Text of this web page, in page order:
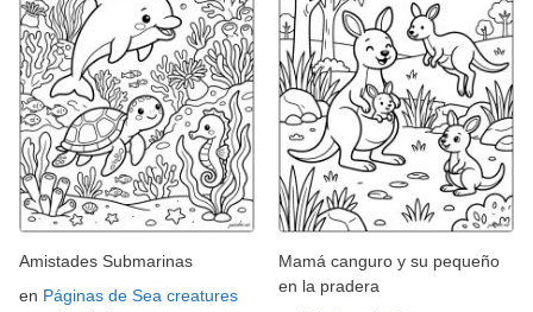
Amistades Submarinas
en Páginas de Sea creatures
Mamá canguro y su pequeño
en la pradera